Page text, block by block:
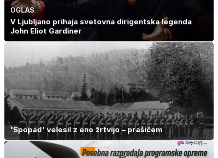
OGLAS
V Ljubljano prihaja svetovna dirigentska legenda
John Eliot Gardiner
'Spopad' velesil z eno žrtvijo – prašičem